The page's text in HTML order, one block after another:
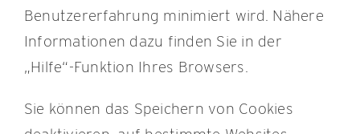
Benutzererfahrung minimiert wird. Nähere
Informationen dazu finden Sie in der
„Hilfe“-Funktion Ihres Browsers.
Sie können das Speichern von Cookies